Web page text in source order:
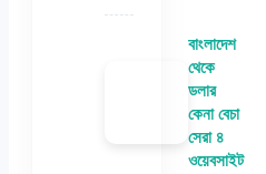
বাংলাদেশ
থেকে
ডলার
কেনা বেচা
সেরা ৪
ওয়েবসাইট